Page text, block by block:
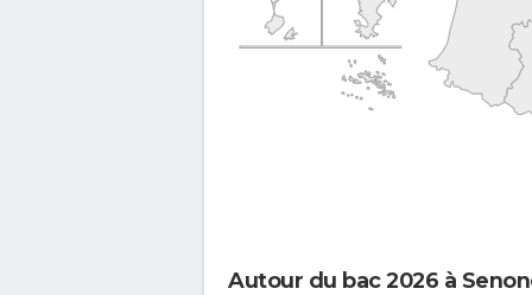
Autour du bac 2026 à